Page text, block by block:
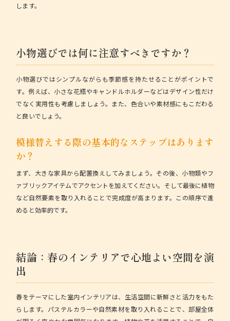
します。
小物選びでは何に注意すべきですか？
小物選びではシンプルながらも季節感を持たせることがポイントで
す。例えば、小さな花瓶やキャンドルホルダーなどはデザイン性だけ
でなく実用性も考慮しましょう。また、色合いや素材感にもこだわる
と良いでしょう。
模様替えする際の基本的なステップはあります
か？
まず、大きな家具から配置換えしてみましょう。その後、小物類やフ
ァブリックアイテムでアクセントを加えてください。そして最後に植物
など自然要素を取り入れることで完成度が高まります。この順序で進
めると効率的です。
結論：春のインテリアで心地よい空間を演
出
春をテーマにした室内インテリアは、生活空間に新鮮さと活力をもた
らします。パステルカラーや自然素材を取り入れることで、部屋全体